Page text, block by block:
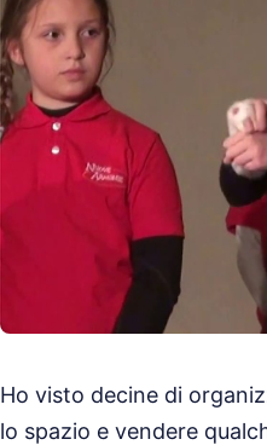
Ho visto decine di
lo spazio e vendere